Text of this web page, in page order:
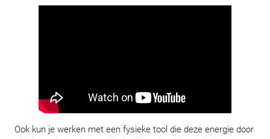
Ook kun je werken met een fysieke tool die deze energie door